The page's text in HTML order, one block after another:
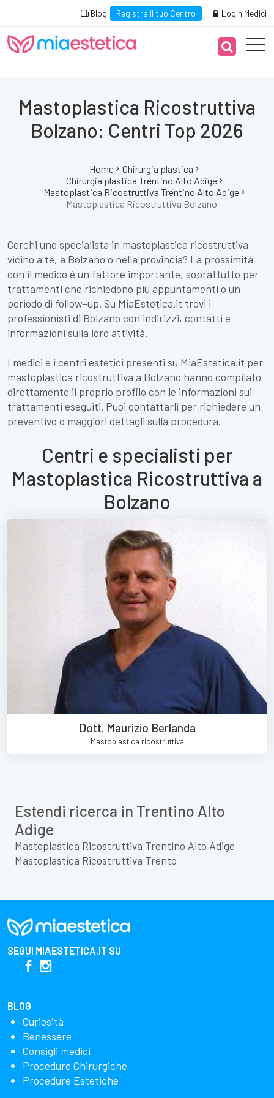
Blog Registra il tuo Centro Login Medici
Mastoplastica Ricostruttiva
Bolzano: Centri Top 2026
Home
Chirurgia plastica
Chirurgia plastica Trentino Alto Adige
Mastoplastica Ricostruttiva Trentino Alto Adige
Mastoplastica Ricostruttiva Bolzano
Cerchi uno specialista in mastoplastica ricostruttiva
vicino a te, a Bolzano o nella provincia? La prossimità
con il medico è un fattore importante, soprattutto per
trattamenti che richiedono più appuntamenti o un
periodo di follow-up. Su MiaEstetica.it trovi i
professionisti di Bolzano con indirizzi, contatti e
informazioni sulla loro attività.
I medici e i centri estetici presenti su MiaEstetica.it per
mastoplastica ricostruttiva a Bolzano hanno compilato
direttamente il proprio profilo con le informazioni sui
trattamenti eseguiti. Puoi contattarli per richiedere un
preventivo o maggiori dettagli sulla procedura.
Centri e specialisti per
Mastoplastica Ricostruttiva a
Bolzano
Dott. Maurizio Berlanda
Mastoplastica ricostruttiva
Estendi ricerca in Trentino Alto
Adige
Mastoplastica Ricostruttiva Trentino Alto Adige
Mastoplastica Ricostruttiva Trento
SEGUI MIAESTETICA.IT SU
BLOG
Curiosità
Benessere
Consigli medici
Procedure Chirurgiche
Procedure Estetiche